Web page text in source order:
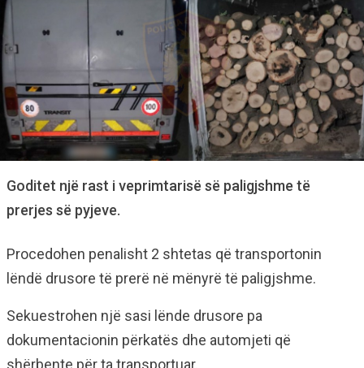
Goditet një rast i veprimtarisë së paligjshme të
prerjes së pyjeve.
Procedohen penalisht 2 shtetas që transportonin
lëndë drusore të prerë në mënyrë të paligjshme.
Sekuestrohen një sasi lënde drusore pa
dokumentacionin përkatës dhe automjeti që
shërbente për ta transportuar.